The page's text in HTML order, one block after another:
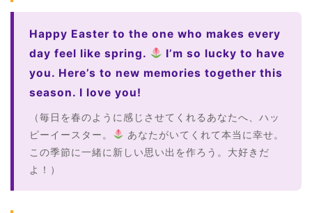
Happy Easter to the one who makes every
day feel like spring.
I’m so lucky to have
you. Here’s to new memories together this
season. I love you!
（毎日を春のように感じさせてくれるあなたへ、ハッ
ピーイースター。
あなたがいてくれて本当に幸せ。
この季節に一緒に新しい思い出を作ろう。大好きだ
よ！）